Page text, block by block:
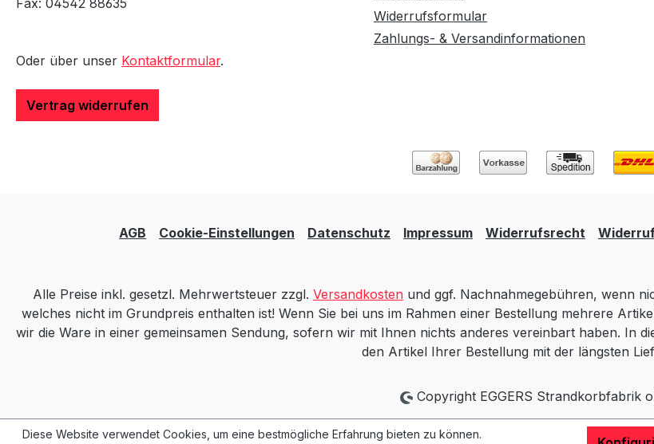
Fax: 04542 88635
Oder über unser Kontaktformular.
Vertrag widerrufen
Widerrufsformular
Zahlungs- & Versandinformationen
AGB Cookie-Einstellungen Datenschutz Impressum Widerrufsrecht
Alle Preise inkl. gesetzl. Mehrwertsteuer zzgl. Versandkosten und ggf. Nachnahmegebühren, wenn
welches nicht im Grundpreis enthalten ist! Wenn Sie bei uns im Rahmen einer Bestellung mehrere
wir die Ware in einer gemeinsamen Sendung, sofern wir mit Ihnen nichts anderes vereinbart haben. In
den Artikel Ihrer Bestellung mit der längsten
Copyright EGGERS Strandkorbfabrik
Diese Website verwendet Cookies, um eine bestmögliche Erfahrung bieten zu können.